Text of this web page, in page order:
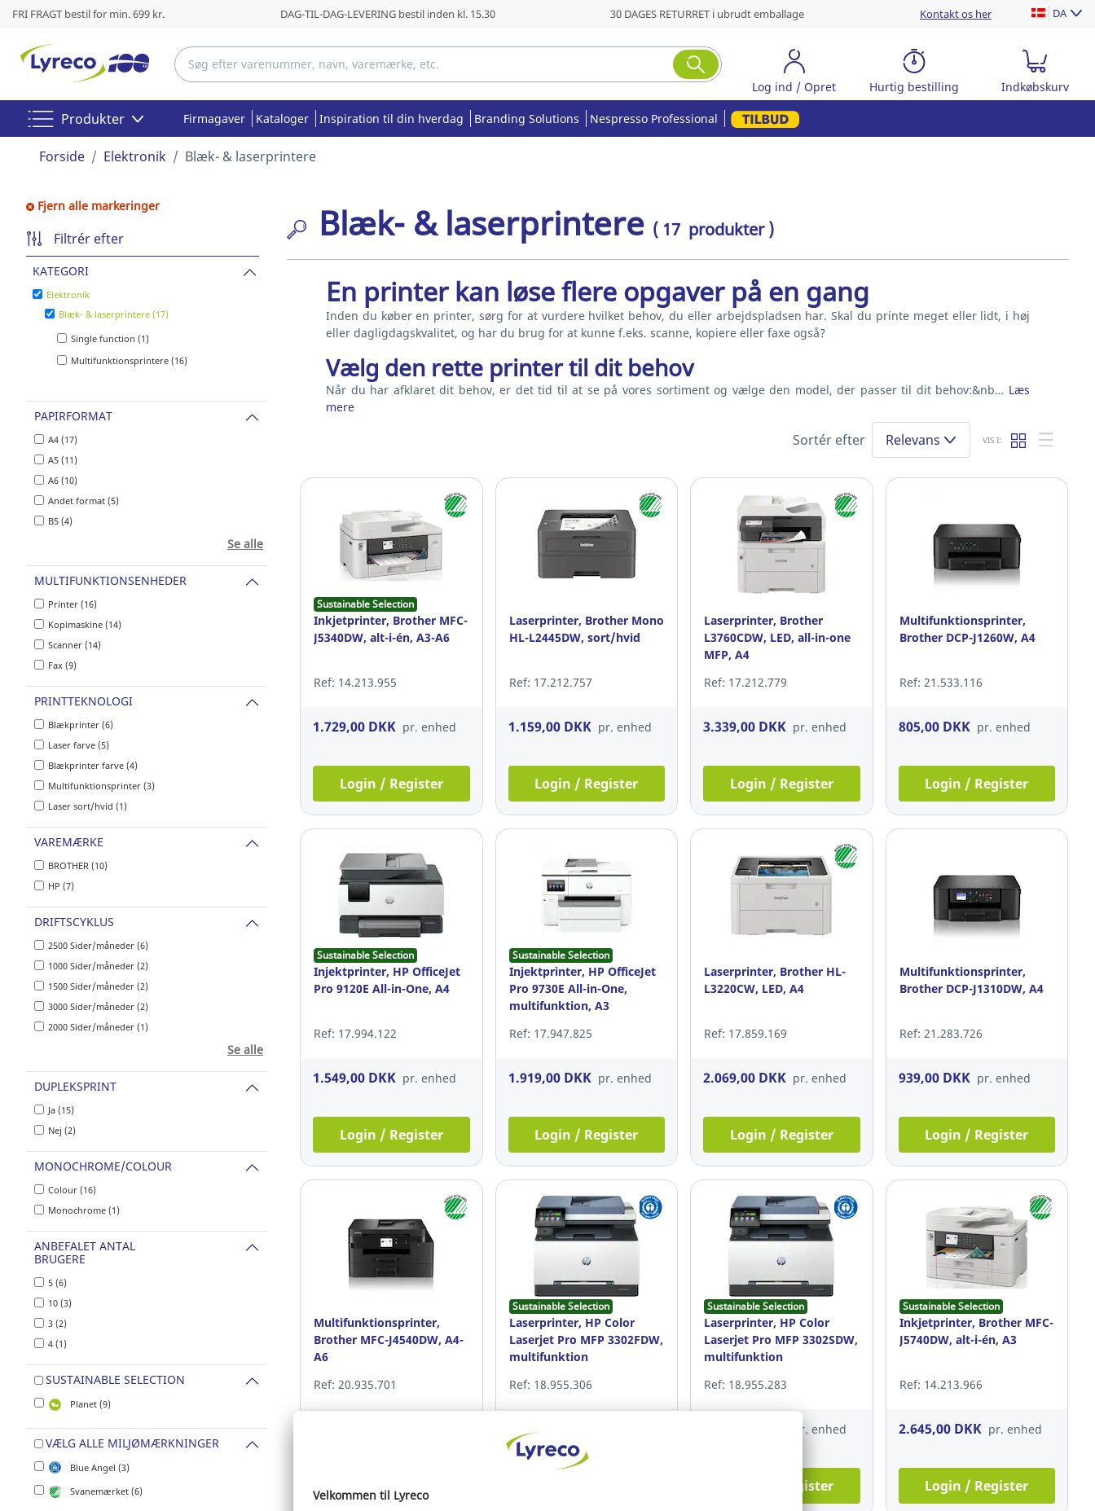
FRI FRAGT bestil for min. 699 kr. DAG-TIL-DAG-LEVERING bestil inden kl. 15.30 30 DAGES RETURRET i ubrudt emballage Kontakt os her DA
Log ind / Opret Hurtig bestilling Indkøbskurv
Produkter Firmagaver Kataloger Inspiration til din hverdag Branding Solutions Nespresso Professional
Forside Elektronik Blæk- & laserprintere
Fjern alle markeringer
Filtrér efter
KATEGORI
Elektronik
Blæk- & laserprintere (17)
Single function (1)
Multifunktionsprintere (16)
PAPIRFORMAT
A4 (17)
A5 (11)
A6 (10)
Andet format (5)
B5 (4)
Se alle
MULTIFUNKTIONSENHEDER
Printer (16)
Kopimaskine (14)
Scanner (14)
Fax (9)
PRINTTEKNOLOGI
Blækprinter (6)
Laser farve (5)
Blækprinter farve (4)
Multifunktionsprinter (3)
Laser sort/hvid (1)
VAREMÆRKE
BROTHER (10)
HP (7)
DRIFTSCYKLUS
2500 Sider/måneder (6)
1000 Sider/måneder (2)
1500 Sider/måneder (2)
3000 Sider/måneder (2)
2000 Sider/måneder (1)
Se alle
DUPLEKSPRINT
Ja (15)
Nej (2)
MONOCHROME/COLOUR
Colour (16)
Monochrome (1)
ANBEFALET ANTAL
BRUGERE
5 (6)
10 (3)
3 (2)
4 (1)
SUSTAINABLE SELECTION
Planet (9)
VÆLG ALLE MILJØMÆRKNINGER
Blue Angel (3)
Svanemærket (6)
Blæk- & laserprintere ( 17 produkter )
En printer kan løse flere opgaver på en gang
Inden du køber en printer, sørg for at vurdere hvilket behov, du eller arbejdspladsen har. Skal du printe meget eller lidt, i høj
eller dagligdagskvalitet, og har du brug for at kunne f.eks. scanne, kopiere eller faxe også?
Vælg den rette printer til dit behov
Når du har afklaret dit behov, er det tid til at se på vores sortiment og vælge den model, der passer til dit behov:&nb… Læs
mere
Sortér efter Relevans VIS I:
Sustainable Selection
Inkjetprinter, Brother MFC-
J5340DW, alt-i-én, A3-A6
Ref: 14.213.955
1.729,00 DKK pr. enhed
Login / Register
Laserprinter, Brother Mono
HL-L2445DW, sort/hvid
Ref: 17.212.757
1.159,00 DKK pr. enhed
Login / Register
Laserprinter, Brother
L3760CDW, LED, all-in-one
MFP, A4
Ref: 17.212.779
3.339,00 DKK pr. enhed
Login / Register
Multifunktionsprinter,
Brother DCP-J1260W, A4
Ref: 21.533.116
805,00 DKK pr. enhed
Login / Register
Sustainable Selection
Injektprinter, HP OfficeJet
Pro 9120E All-in-One, A4
Ref: 17.994.122
1.549,00 DKK pr. enhed
Login / Register
Sustainable Selection
Injektprinter, HP OfficeJet
Pro 9730E All-in-One,
multifunktion, A3
Ref: 17.947.825
1.919,00 DKK pr. enhed
Login / Register
Laserprinter, Brother HL-
L3220CW, LED, A4
Ref: 17.859.169
2.069,00 DKK pr. enhed
Login / Register
Multifunktionsprinter,
Brother DCP-J1310DW, A4
Ref: 21.283.726
939,00 DKK pr. enhed
Login / Register
Multifunktionsprinter,
Brother MFC-J4540DW, A4-
A6
Ref: 20.935.701
Login / Register
Sustainable Selection
Laserprinter, HP Color
Laserjet Pro MFP 3302FDW,
multifunktion
Ref: 18.955.306
3.299,00 DKK
Sustainable Selection
Laserprinter, HP Color
Laserjet Pro MFP 3302SDW,
multifunktion
Ref: 18.955.283
pr. enhed
Login / Register
Sustainable Selection
Inkjetprinter, Brother MFC-
J5740DW, alt-i-én, A3
Ref: 14.213.966
2.645,00 DKK pr. enhed
Login / Register